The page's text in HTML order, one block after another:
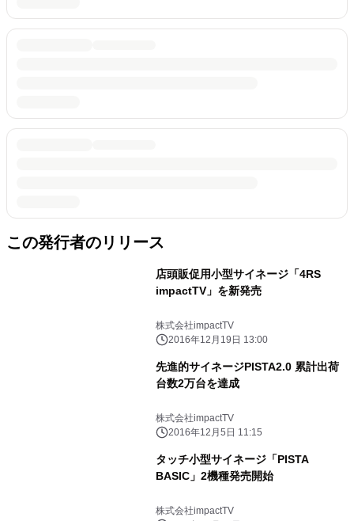
この発行者のリリース
店頭販促用小型サイネージ「4RS
impactTV」を新発売
株式会社impactTV
2016年12月19日 13:00
先進的サイネージPISTA2.0 累計出荷
台数2万台を達成
株式会社impactTV
2016年12月5日 11:15
タッチ小型サイネージ「PISTA
BASIC」2機種発売開始
株式会社impactTV